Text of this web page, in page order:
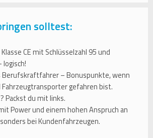
solltest:
CE mit Schlüsselzahl 95 und
logisch!
Berufskraftfahrer – Bonuspunkte, wenn
Fahrzeugtransporter gefahren bist.
Packst du mit links.
Power und einem hohen Anspruch an
bei Kundenfahrzeugen.